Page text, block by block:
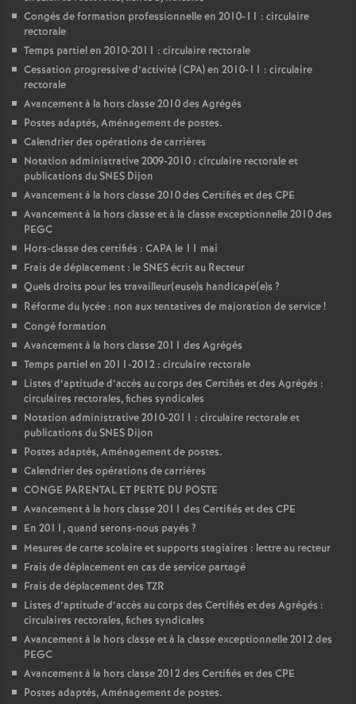
Congés de formation professionnelle en 2010-11 : circulaire
rectorale
Temps partiel en 2010-2011 : circulaire rectorale
Cessation progressive d’activité (CPA) en 2010-11 : circulaire
rectorale
Avancement à la hors classe 2010 des Agrégés
Postes adaptés, Aménagement de postes.
Calendrier des opérations de carrières
Notation administrative 2009-2010 : circulaire rectorale et
publications du SNES Dijon
Avancement à la hors classe 2010 des Certifiés et des CPE
Avancement à la hors classe et à la classe exceptionnelle 2010 des
PEGC
Hors-classe des certifiés : CAPA le 11 mai
Frais de déplacement : le SNES écrit au Recteur
Quels droits pour les travailleur(euse)s handicapé(e)s ?
Réforme du lycée : non aux tentatives de majoration de service!
Congé formation
Avancement à la hors classe 2011 des Agrégés
Temps partiel en 2011-2012 : circulaire rectorale
Listes d’aptitude d’accès au corps des Certifiés et des Agrégés :
circulaires rectorales, fiches syndicales
Notation administrative 2010-2011 : circulaire rectorale et
publications du SNES Dijon
Postes adaptés, Aménagement de postes.
Calendrier des opérations de carrières
CONGE PARENTAL ET PERTE DU POSTE
Avancement à la hors classe 2011 des Certifiés et des CPE
En 2011, quand serons-nous payés ?
Mesures de carte scolaire et supports stagiaires : lettre au recteur
Frais de déplacement en cas de service partagé
Frais de déplacement des TZR
Listes d’aptitude d’accès au corps des Certifiés et des Agrégés :
circulaires rectorales, fiches syndicales
Avancement à la hors classe et à la classe exceptionnelle 2012 des
PEGC
Avancement à la hors classe 2012 des Certifiés et des CPE
Postes adaptés, Aménagement de postes.